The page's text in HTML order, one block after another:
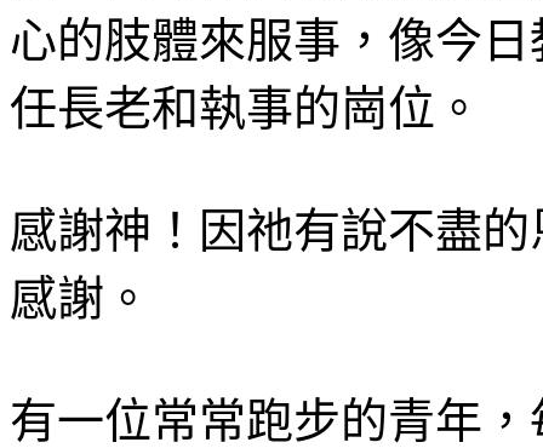
心的肢體來服事，像今
任長老和執事的崗位。
感謝神！因祂有說不盡
感謝。
有一位常常跑步的青年